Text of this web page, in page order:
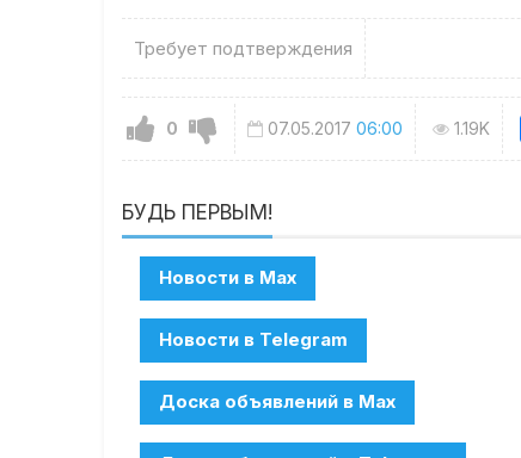
Требует подтверждения
0 07.05.2017 06:00 1.19K
БУДЬ ПЕРВЫМ!